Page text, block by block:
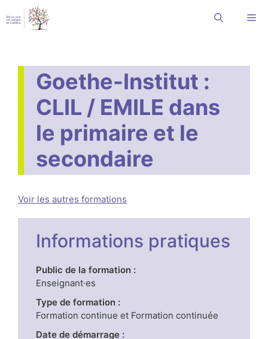
au
contenu
Goethe-Institut :
CLIL / EMILE dans
le primaire et le
secondaire
Voir les autres formations
Informations pratiques
Public de la formation :
Enseignant·es
Type de formation :
Formation continue et Formation continuée
Date de démarrage :